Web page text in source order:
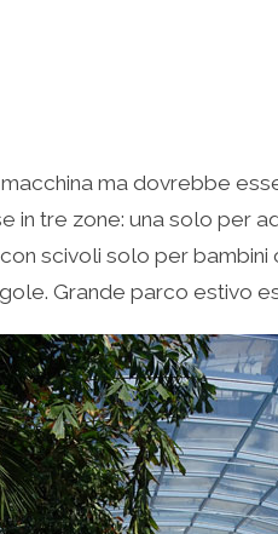
ma dovrebbe
in tre zone: una solo per
scivoli solo per
Grande parco estivo